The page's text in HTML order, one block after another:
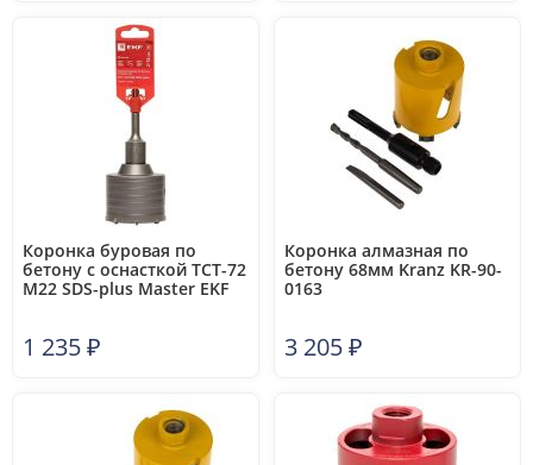
Коронка буровая по
бетону с оснасткой TCT-72
М22 SDS-plus Master EKF
1 235₽
Коронка алмазная по
бетону 68мм Kranz KR-90-
0163
3 205₽